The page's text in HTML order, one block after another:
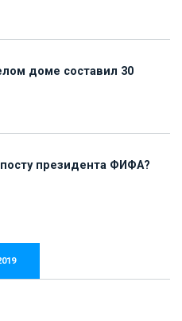
доме составил 30
президента ФИФА?